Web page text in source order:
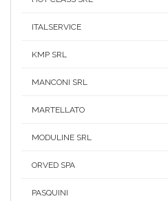
ITALSERVICE
KMP SRL
MANCONI SRL
MARTELLATO
MODULINE SRL
ORVED SPA
PASQUINI